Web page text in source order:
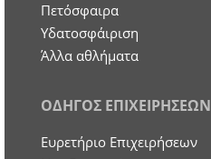
Πετόσφαιρα
Υδατοσφάιριση
Άλλα αθλήματα
ΟΔΗΓΟΣ ΕΠΙΧΕΙΡΗΣΕΩΝ
Ευρετήριο Επιχειρήσεων